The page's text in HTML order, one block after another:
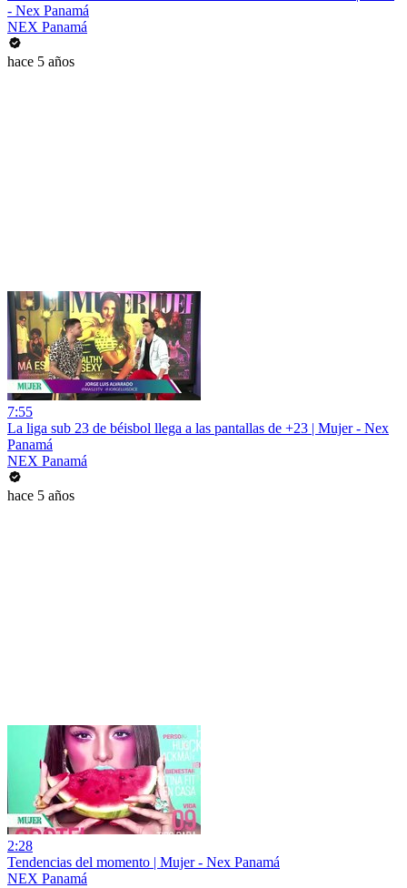
- Nex Panamá
NEX Panamá
hace 5 años
7:55
La liga sub 23 de béisbol llega a las pantallas de +23 | Mujer - Nex
Panamá
NEX Panamá
hace 5 años
2:28
Tendencias del momento | Mujer - Nex Panamá
NEX Panamá